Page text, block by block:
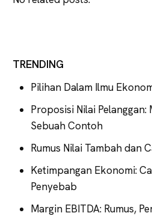
TRENDING
Pilihan Dalam Ilmu
Proposisi Nilai Pelanggan:
Sebuah Contoh
Rumus Nilai Tambah dan
Ketimpangan Ekonomi:
Penyebab
Margin EBITDA: Rumus,